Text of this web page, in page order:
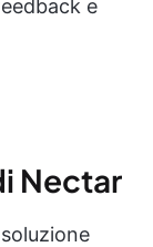
e
Nectar